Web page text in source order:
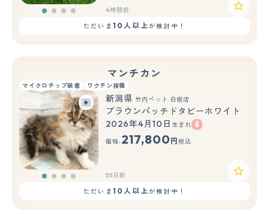
4時間前
ただいま 10人以上が検討中！
マンチカン
マイクロチップ装着 ワクチン接種
新潟県 竹内ペット 白根店
ブラウンパッチドタビーホワイト
2026年4月10日 生まれ
価格: 217,800 円 税込
55日前
ただいま 10人以上が検討中！